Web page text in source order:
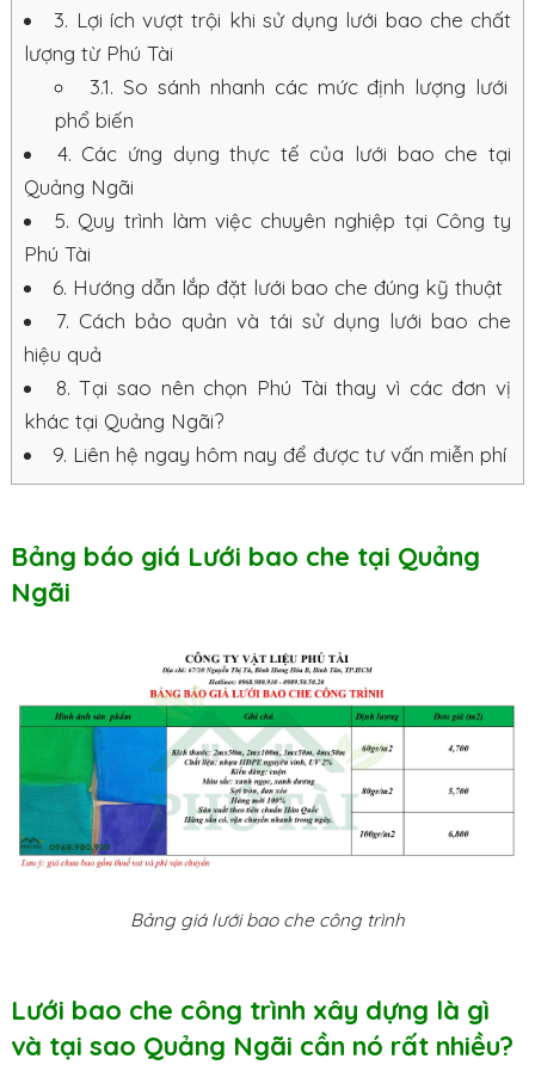
3. Lợi ích vượt trội khi sử dụng lưới bao che chất
lượng từ Phú Tài
3.1. So sánh nhanh các mức định lượng lưới
phổ biến
4. Các ứng dụng thực tế của lưới bao che tại
Quảng Ngãi
5. Quy trình làm việc chuyên nghiệp tại Công ty
Phú Tài
6. Hướng dẫn lắp đặt lưới bao che đúng kỹ thuật
7. Cách bảo quản và tái sử dụng lưới bao che
hiệu quả
8. Tại sao nên chọn Phú Tài thay vì các đơn vị
khác tại Quảng Ngãi?
9. Liên hệ ngay hôm nay để được tư vấn miễn phí
Bảng báo giá Lưới bao che tại Quảng
Ngãi
Bảng giá lưới bao che công trình
Lưới bao che công trình xây dựng là gì
và tại sao Quảng Ngãi cần nó rất nhiều?